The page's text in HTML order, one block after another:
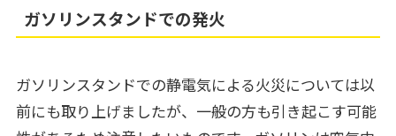
ガソリンスタンドでの発火
ガソリンスタンドでの静電気による火災については以
前にも取り上げましたが、一般の方も引き起こす可能